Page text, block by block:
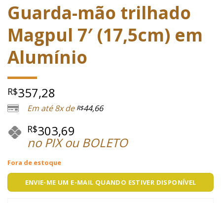
Guarda-mão trilhado
Magpul 7′ (17,5cm) em
Alumínio
R$357,28
Em até 8x de R$44,66
R$303,69
no PIX ou BOLETO
Fora de estoque
ENVIE-ME UM E-MAIL QUANDO ESTIVER DISPONÍVEL